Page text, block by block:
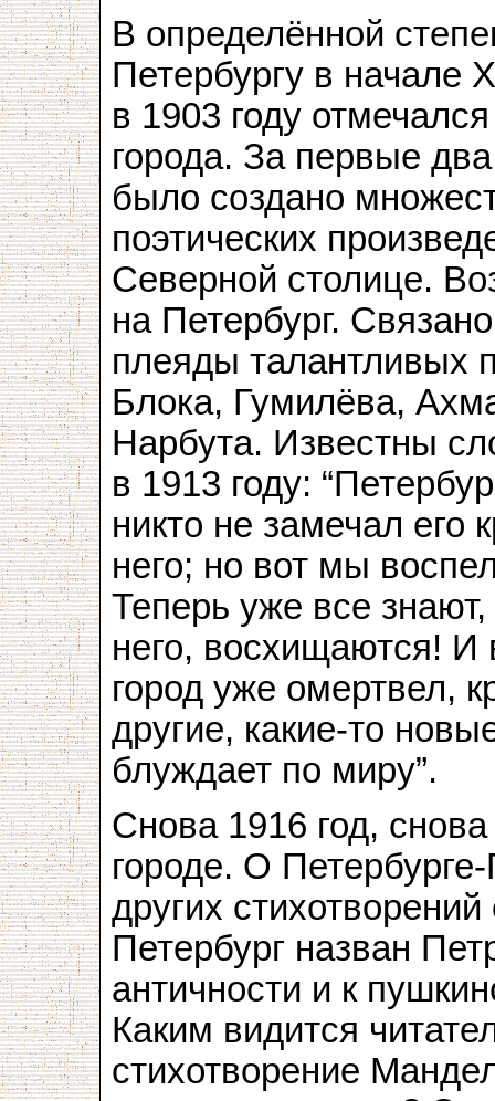
В определённой
Петербургу в начале
в 1903 году
города. За первые
было создано
поэтических
Северной столице.
на Петербург.
плеяды талантливых
Блока, Гумилёва,
Нарбута. Известны
в 1913 году:
никто не замечал его
него; но вот мы
Теперь уже все
него, восхищаются! И
город уже омертвел,
другие, какие-то
блуждает по миру”.
Снова 1916 год,
городе. О
других
Петербург назван
античности и к
Каким видится
стихотворение